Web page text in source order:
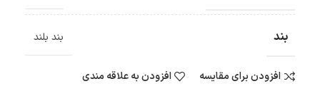
بند بند بلند
افزودن برای مقایسه افزودن به علاقه مندی
ضمانت اصالت کالا